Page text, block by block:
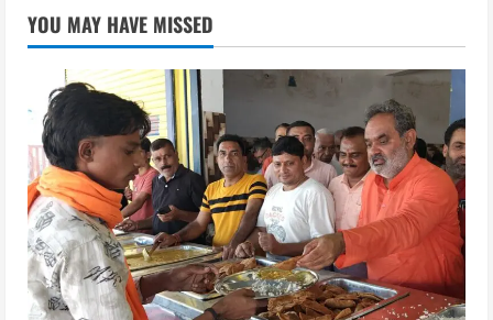
4
एसआईआर के तहत जारी किए जा रहे नोटिसों
पर कांग्रेस ने जतायी आपत्ति, मतदाताओं को
परेशान करने का लगाया आरोप
August 6, 2026
5
उत्तराखंड
महंत यति रामस्वरूप आनंद गिरि को लेकर पूरे
दिन चला हाई वोल्टेज ड्रामा, चौकी से अपने
साथ ले गए यति नरसिंहानंद गिरी
August 5, 2026
YOU MAY HAVE MISSED